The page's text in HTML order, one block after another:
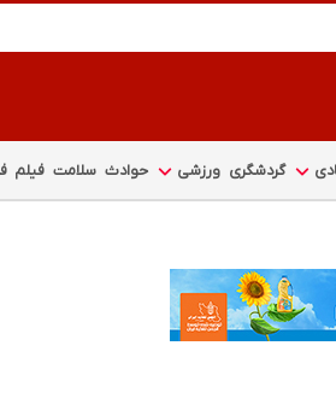
گردشگری ورزشی حوادث سلامت فیلم